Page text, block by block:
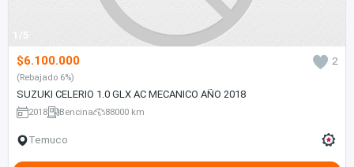
1/5
$6.100.000 2
(Rebajado 6%)
SUZUKI CELERIO 1.0 GLX AC MECANICO AÑO 2018
2018 Bencina 88000 km
Temuco